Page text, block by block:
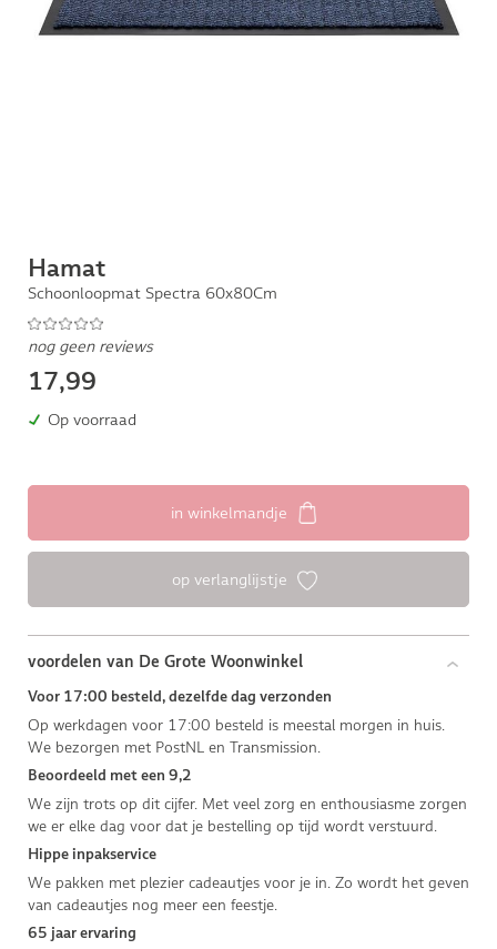
Hamat
Schoonloopmat Spectra 60x80Cm
nog geen reviews
17,99
Op voorraad
in winkelmandje
op verlanglijstje
voordelen van De Grote Woonwinkel
Voor 17:00 besteld, dezelfde dag verzonden
Op werkdagen voor 17:00 besteld is meestal morgen in huis.
We bezorgen met PostNL en Transmission.
Beoordeeld met een 9,2
We zijn trots op dit cijfer. Met veel zorg en enthousiasme zorgen
we er elke dag voor dat je bestelling op tijd wordt verstuurd.
Hippe inpakservice
We pakken met plezier cadeautjes voor je in. Zo wordt het geven
van cadeautjes nog meer een feestje.
65 jaar ervaring